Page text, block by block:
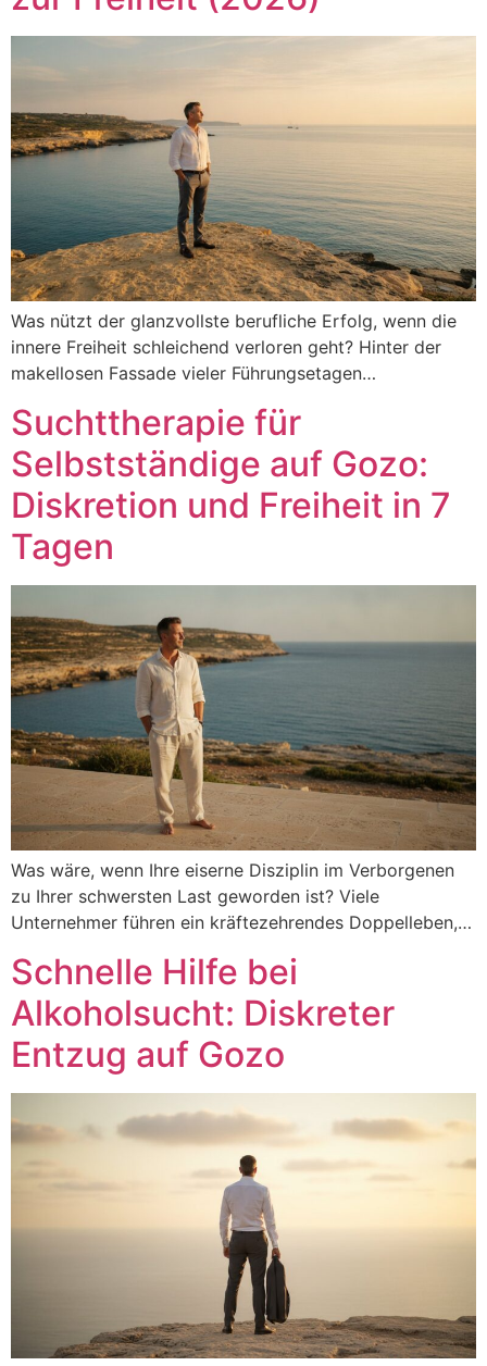
Was nützt der glanzvollste berufliche Erfolg, wenn die
innere Freiheit schleichend verloren geht? Hinter der
makellosen Fassade vieler Führungsetagen…
Suchttherapie für
Selbstständige auf Gozo:
Diskretion und Freiheit in 7
Tagen
Was wäre, wenn Ihre eiserne Disziplin im Verborgenen
zu Ihrer schwersten Last geworden ist? Viele
Unternehmer führen ein kräftezehrendes Doppelleben,…
Schnelle Hilfe bei
Alkoholsucht: Diskreter
Entzug auf Gozo